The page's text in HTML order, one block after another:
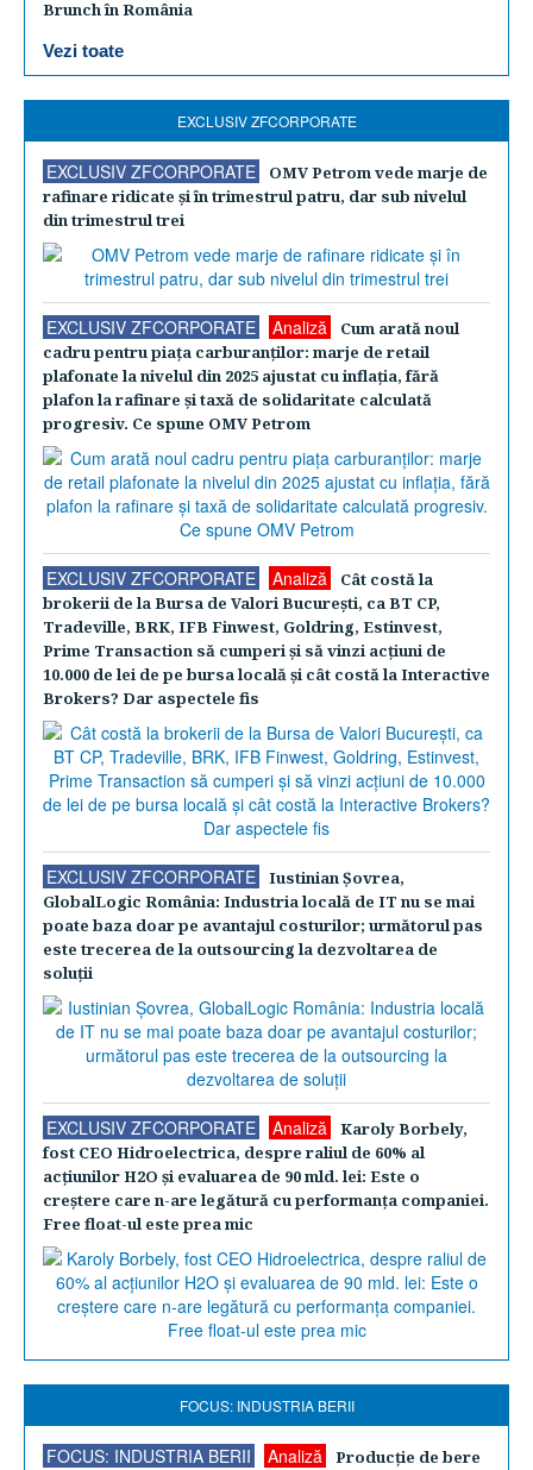
Brunch în România
Vezi toate
EXCLUSIV ZFCORPORATE
EXCLUSIV ZFCORPORATE
OMV Petrom vede marje de
rafinare ridicate şi în trimestrul patru, dar sub nivelul
din trimestrul trei
EXCLUSIV ZFCORPORATE Analiză
Cum arată noul
cadru pentru piaţa carburanţilor: marje de retail
plafonate la nivelul din 2025 ajustat cu inflaţia, fără
plafon la rafinare şi taxă de solidaritate calculată
progresiv. Ce spune OMV Petrom
EXCLUSIV ZFCORPORATE Analiză
Cât costă la
brokerii de la Bursa de Valori Bucureşti, ca BT CP,
Tradeville, BRK, IFB Finwest, Goldring, Estinvest,
Prime Transaction să cumperi şi să vinzi acţiuni de
10.000 de lei de pe bursa locală şi cât costă la Interactive
Brokers? Dar aspectele fis
EXCLUSIV ZFCORPORATE
Iustinian Şovrea,
GlobalLogic România: Industria locală de IT nu se mai
poate baza doar pe avantajul costurilor; următorul pas
este trecerea de la outsourcing la dezvoltarea de
soluţii
EXCLUSIV ZFCORPORATE Analiză
Karoly Borbely,
fost CEO Hidroelectrica, despre raliul de 60% al
acţiunilor H2O şi evaluarea de 90 mld. lei: Este o
creştere care n-are legătură cu performanţa companiei.
Free float-ul este prea mic
FOCUS: INDUSTRIA BERII
FOCUS: INDUSTRIA BERII Analiză
Producţie de bere